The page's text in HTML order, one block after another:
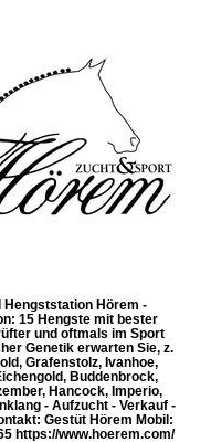
Hengststation Hörem -
15 Hengste mit bester
und oftmals im Sport
Genetik erwarten Sie, z.
Grafenstolz, Ivanhoe,
Buddenbrock,
Hancock, Imperio,
- Aufzucht - Verkauf -
Gestüt Hörem Mobil:
https://www.hoerem.com/